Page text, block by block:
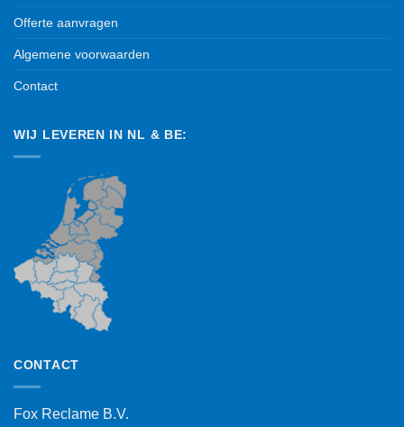
Offerte aanvragen
Algemene voorwaarden
Contact
WIJ LEVEREN IN NL & BE:
CONTACT
Fox Reclame B.V.